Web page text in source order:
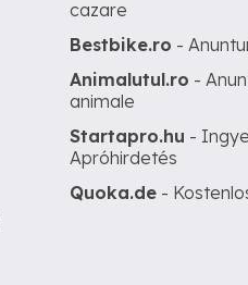
cazare
Bestbike.ro -
Animalutul.ro -
animale
Startapro.hu -
Apróhirdetés
Quoka.de -